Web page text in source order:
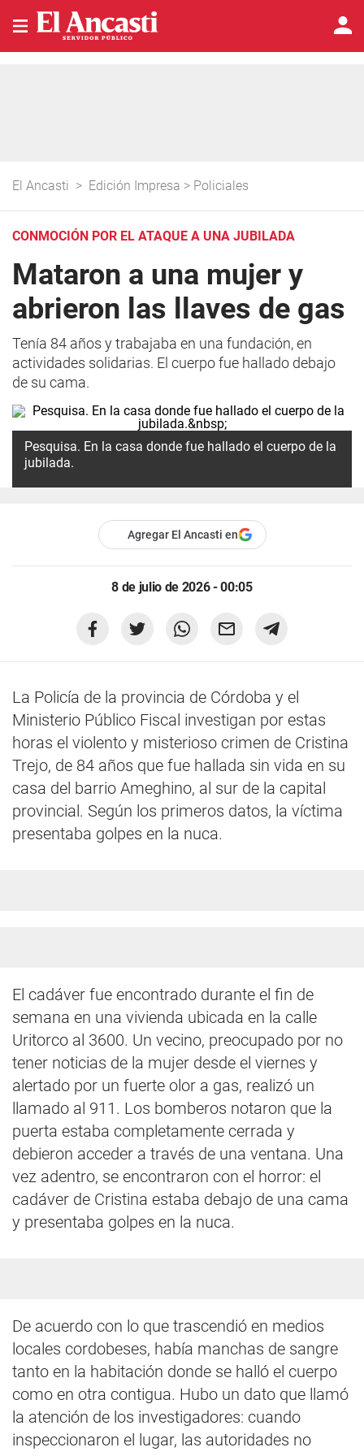
El Ancasti > Edición Impresa > Policiales
CONMOCIÓN POR EL ATAQUE A UNA JUBILADA
Mataron a una mujer y
abrieron las llaves de gas
Tenía 84 años y trabajaba en una fundación, en
actividades solidarias. El cuerpo fue hallado debajo
de su cama.
Pesquisa. En la casa donde fue hallado el cuerpo de la
jubilada.
Agregar El Ancasti en
8 de julio de 2026 - 00:05
La Policía de la provincia de Córdoba y el
Ministerio Público Fiscal investigan por estas
horas el violento y misterioso crimen de Cristina
Trejo, de 84 años que fue hallada sin vida en su
casa del barrio Ameghino, al sur de la capital
provincial. Según los primeros datos, la víctima
presentaba golpes en la nuca.
El cadáver fue encontrado durante el fin de
semana en una vivienda ubicada en la calle
Uritorco al 3600. Un vecino, preocupado por no
tener noticias de la mujer desde el viernes y
alertado por un fuerte olor a gas, realizó un
llamado al 911. Los bomberos notaron que la
puerta estaba completamente cerrada y
debieron acceder a través de una ventana. Una
vez adentro, se encontraron con el horror: el
cadáver de Cristina estaba debajo de una cama
y presentaba golpes en la nuca.
De acuerdo con lo que trascendió en medios
locales cordobeses, había manchas de sangre
tanto en la habitación donde se halló el cuerpo
como en otra contigua. Hubo un dato que llamó
la atención de los investigadores: cuando
inspeccionaron el lugar, las autoridades no